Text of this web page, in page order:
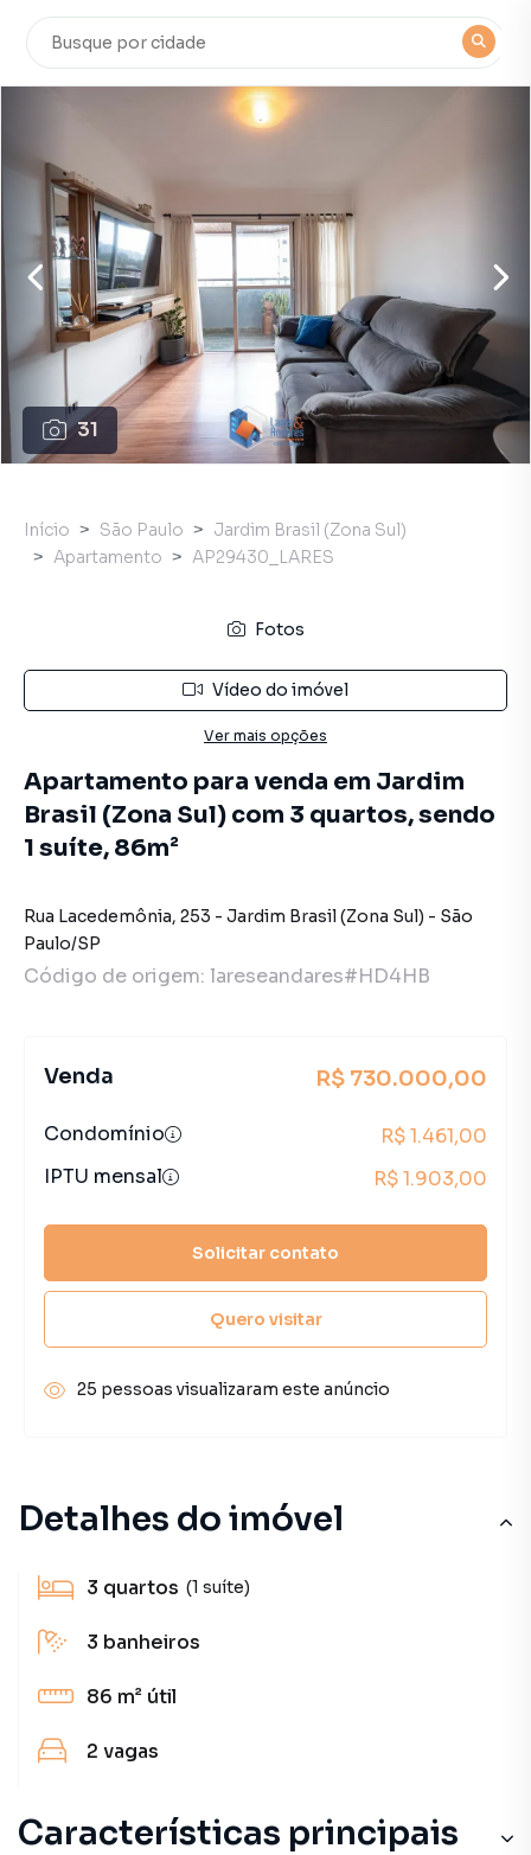
31
Detalhes do imóvel
3 quartos (1 suíte)
3 banheiros
86 m² útil
2 vagas
Características principais
Início São Paulo
Jardim Brasil (Zona Sul)
Apartamento
AP29430_LARES
Fotos
Vídeo do imóvel
Ver mais opções
Apartamento para venda em Jardim
Brasil (Zona Sul) com 3 quartos, sendo
1 suíte, 86m²
Rua Lacedemônia, 253 - Jardim Brasil (Zona Sul) - São
Paulo/SP
Código de origem: lareseandares#HD4HB
Venda R$ 730.000,00
Condomínio
R$ 1.461,00
IPTU mensal
R$ 1.903,00
Solicitar contato
Quero visitar
25 pessoas visualizaram este anúncio